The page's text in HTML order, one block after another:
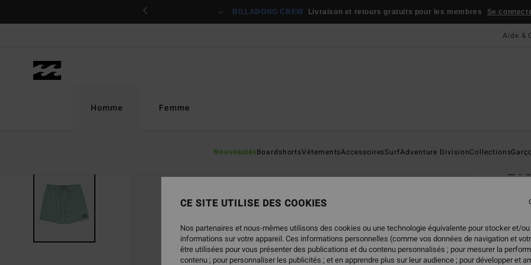
BILLABONG CREW Livraison et retours gratuits pour les membres Se
Aide &
Homme
NouveautésBoardshortsVêtementsAccessoiresSurfAdventure DivisionCollections
Femme
4.8
ECO-
CE SITE UTILISE DES COOKIES
Nos partenaires et nous-mêmes utilisons des cookies ou une technologie équivalente pour stocker et/
informations sur votre appareil. Ces informations personnelles (comme vos données de navigation et
être utilisées pour vous présenter des publications et du contenu personnalisés ; pour mesurer la
contenu ; pour personnaliser les publicités ; et en apprendre plus sur leur audience ; pour développer et